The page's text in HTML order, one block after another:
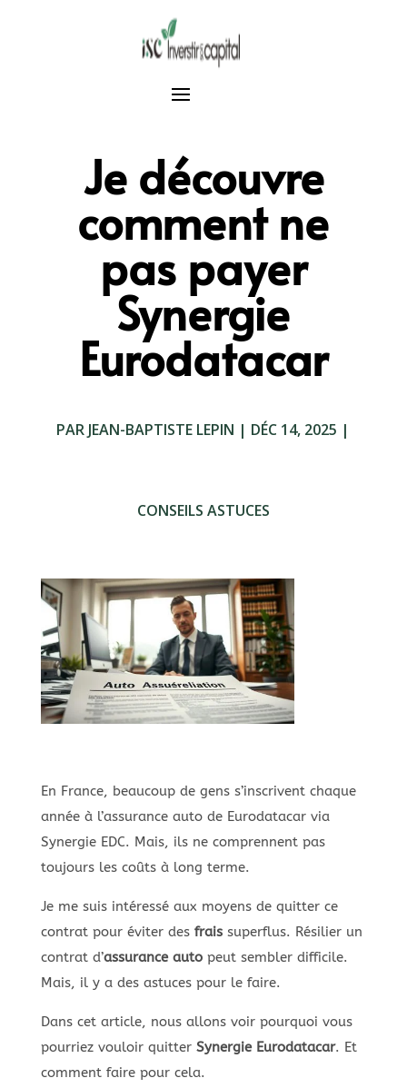
Je découvre
comment ne
pas payer
Synergie
Eurodatacar
PAR JEAN-BAPTISTE LEPIN | DÉC 14, 2025 |
CONSEILS ASTUCES
En France, beaucoup de gens s’inscrivent chaque
année à l’assurance auto de Eurodatacar via
Synergie EDC. Mais, ils ne comprennent pas
toujours les coûts à long terme.
Je me suis intéressé aux moyens de quitter ce
contrat pour éviter des fraissuperflus. Résilier un
contrat d’assurance autopeut sembler difficile.
Mais, il y a des astuces pour le faire.
Dans cet article, nous allons voir pourquoi vous
pourriez vouloir quitter Synergie Eurodatacar. Et
comment faire pour cela.